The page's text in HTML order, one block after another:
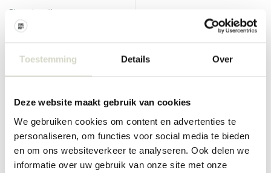
Toestemming Details Over
Deze website maakt gebruik van cookies
We gebruiken cookies om content en advertenties te
personaliseren, om functies voor social media te bieden
en om ons websiteverkeer te analyseren. Ook delen we
informatie over uw gebruik van onze site met onze
Bloomingville
Lindsay krussett med 4
Inkl. mva
Joris krussett med 4
Inkl. mva